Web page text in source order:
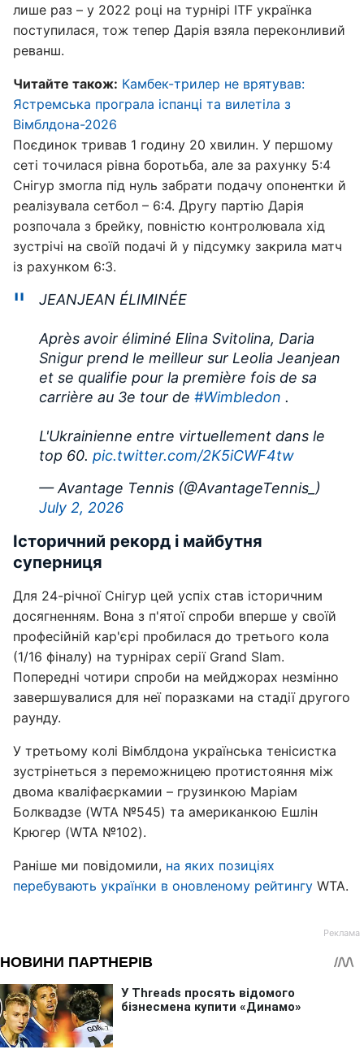
лише раз – у 2022 році на турнірі ITF українка
поступилася, тож тепер Дарія взяла переконливий
реванш.
Читайте також: Камбек-трилер не врятував:
Ястремська програла іспанці та вилетіла з
Вімблдона-2026
Поєдинок тривав 1 годину 20 хвилин. У першому
сеті точилася рівна боротьба, але за рахунку 5:4
Снігур змогла під нуль забрати подачу опонентки й
реалізувала сетбол – 6:4. Другу партію Дарія
розпочала з брейку, повністю контролювала хід
зустрічі на своїй подачі й у підсумку закрила матч
із рахунком 6:3.
JEANJEAN ÉLIMINÉE
Après avoir éliminé Elina Svitolina, Daria
Snigur prend le meilleur sur Leolia Jeanjean
et se qualifie pour la première fois de sa
carrière au 3e tour de #Wimbledon .
L'Ukrainienne entre virtuellement dans le
top 60. pic.twitter.com/2K5iCWF4tw
— Avantage Tennis (@AvantageTennis_)
July 2, 2026
Історичний рекорд і майбутня
суперниця
Для 24-річної Снігур цей успіх став історичним
досягненням. Вона з п'ятої спроби вперше у своїй
професійній кар'єрі пробилася до третього кола
(1/16 фіналу) на турнірах серії Grand Slam.
Попередні чотири спроби на мейджорах незмінно
завершувалися для неї поразками на стадії другого
раунду.
У третьому колі Вімблдона українська тенісистка
зустрінеться з переможницею протистояння між
двома кваліфаєркамии – грузинкою Маріам
Болквадзе (WTA №545) та американкою Ешлін
Крюгер (WTA №102).
Раніше ми повідомили, на яких позиціях
перебувають українки в оновленому рейтингу WTA.